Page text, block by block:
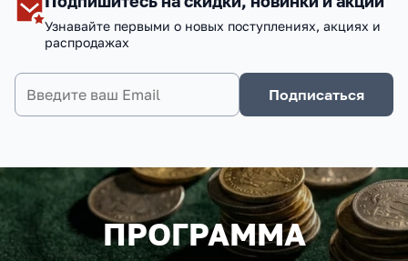
Узнавайте первыми о новых поступлениях, акциях и
распродажах
Подписаться
ПРОГРАММА